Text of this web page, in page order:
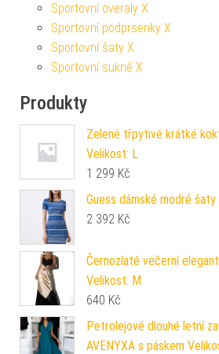
Sportovní overaly X
Sportovní podprsenky X
Sportovní šaty X
Sportovní sukně X
Produkty
Zelené třpytivé krátké
Velikost: L
1 299 Kč
Guess dámské modré
2 392 Kč
Černozlaté večerní
Velikost: M
640 Kč
Petrolejové dlouhé letní
AVENYXA s páskem